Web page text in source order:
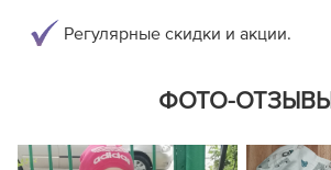
Регулярные скидки и акции.
ФОТО-ОТЗЫВЫ